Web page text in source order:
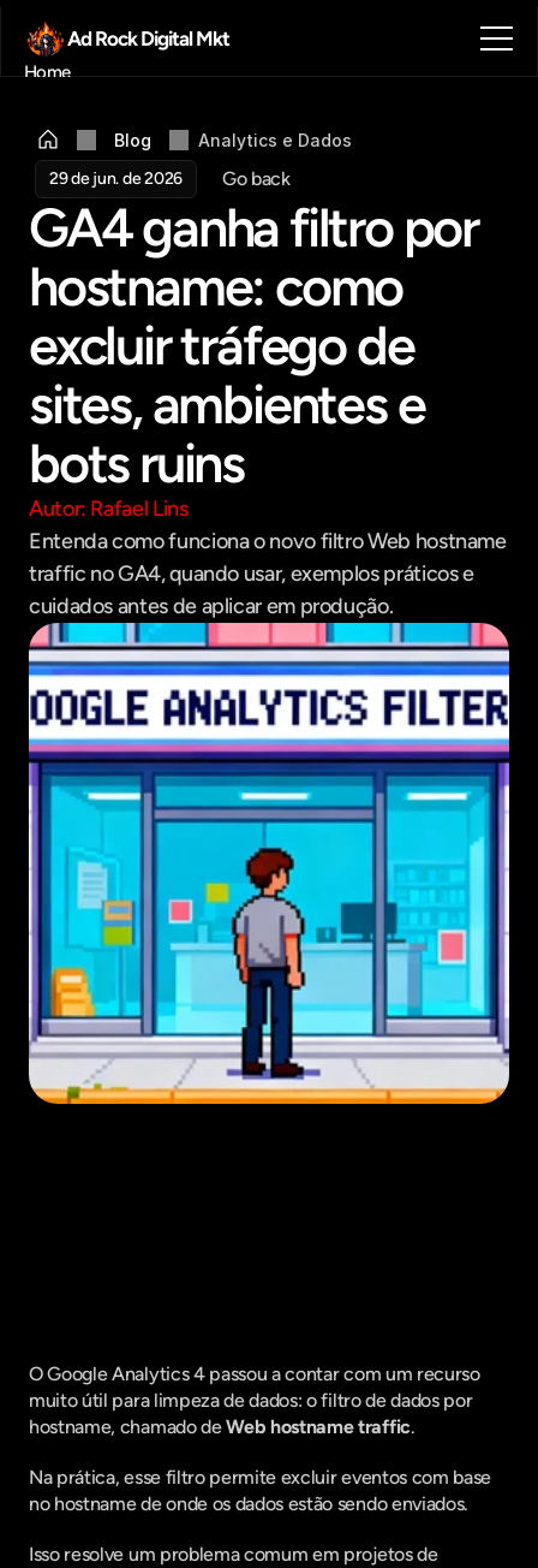
Ad Rock Digital Mkt
Home
Blog
Contato
Get in touch
Blog
Analytics e Dados
29 de jun. de 2026
Go back
GA4 ganha filtro por
hostname: como
excluir tráfego de
sites, ambientes e
bots ruins
Autor: Rafael Lins
Entenda como funciona o novo filtro Web hostname
traffic no GA4, quando usar, exemplos práticos e
cuidados antes de aplicar em produção.
O Google Analytics 4 passou a contar com um recurso
muito útil para limpeza de dados: o filtro de dados por
hostname, chamado de Web hostname traffic.
Na prática, esse filtro permite excluir eventos com base
no hostname de onde os dados estão sendo enviados.
Isso resolve um problema comum em projetos de